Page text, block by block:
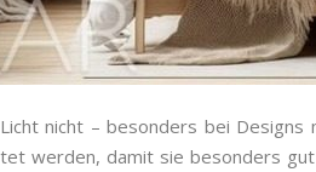
nicht – besonders bei
werden, damit sie besonders